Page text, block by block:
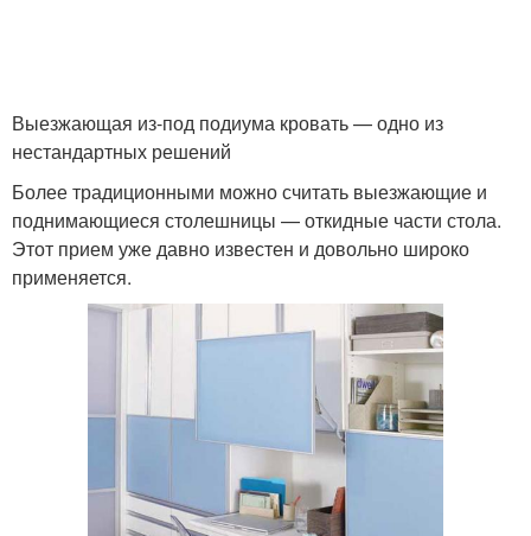
Выезжающая из-под подиума кровать — одно из
нестандартных решений
Более традиционными можно считать выезжающие и
поднимающиеся столешницы — откидные части стола.
Этот прием уже давно известен и довольно широко
применяется.